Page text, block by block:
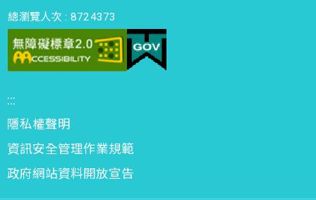
總瀏覽人次 : 8724373
:::
隱私權聲明
資訊安全管理作業規範
政府網站資料開放宣告